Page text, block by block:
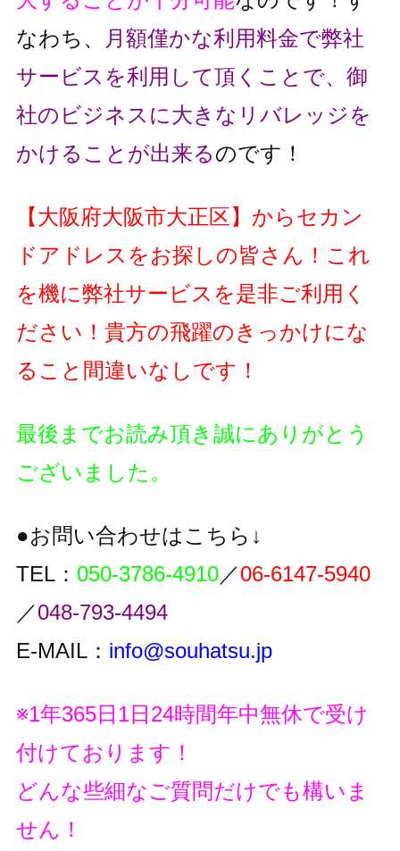
なわち、
月額僅かな利用料金で弊社
サービスを利用して頂くことで、 御
社のビジネスに大きなリバレッジを
かけることが出来るのです！
【大阪府大阪市大正区】 からセカン
ドアドレスをお探しの皆さん！これ
を機に弊社サービスを是非ご利用く
ださい！貴方の飛躍のきっかけにな
ること間違いなしです！
最後までお読み頂き誠にありがとう
ございました。
●お問い合わせはこちら↓
TEL： 050-3786-4910／06-6147-5940
／048-793-4494
E-MAIL： info@souhatsu.jp
※1年365日1日24時間年中無休で受け
付けております！
どんな些細なご質問だけでも構いま
せん！